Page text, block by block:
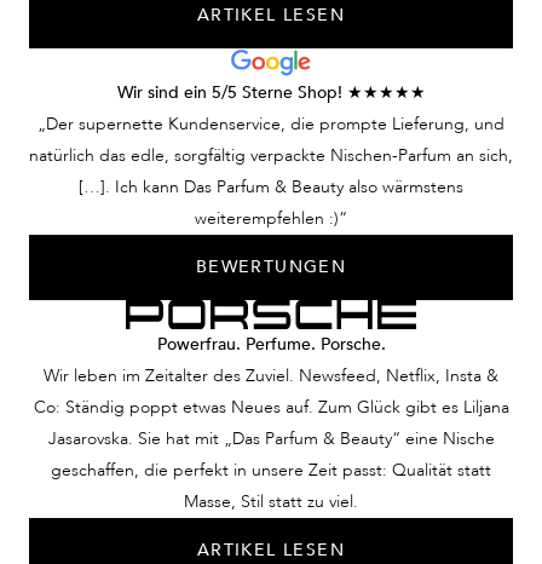
ARTIKEL LESEN
Wir sind ein 5/5 Sterne Shop! ★★★★★
„Der supernette Kundenservice, die prompte Lieferung, und
natürlich das edle, sorgfältig verpackte Nischen-Parfum an sich,
[…]. Ich kann Das Parfum & Beauty also wärmstens
weiterempfehlen :)“
BEWERTUNGEN
Powerfrau. Perfume. Porsche.
Wir leben im Zeitalter des Zuviel. Newsfeed, Netflix, Insta &
Co: Ständig poppt etwas Neues auf. Zum Glück gibt es Liljana
Jasarovska. Sie hat mit „Das Parfum & Beauty“ eine Nische
geschaffen, die perfekt in unsere Zeit passt: Qualität statt
Masse, Stil statt zu viel.
ARTIKEL LESEN